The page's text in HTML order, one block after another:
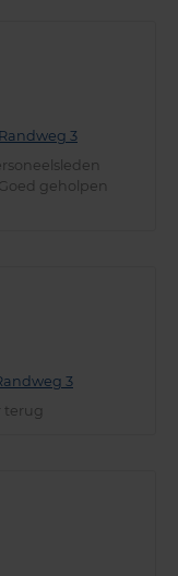
3
geholpen
3
terug